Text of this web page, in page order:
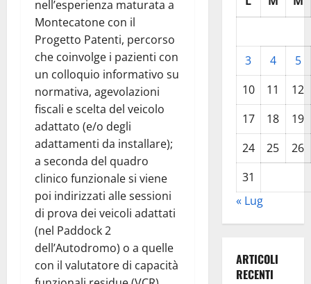
nell’esperienza maturata a
Montecatone con il
Progetto Patenti, percorso
che coinvolge i pazienti con
un colloquio informativo su
normativa, agevolazioni
fiscali e scelta del veicolo
adattato (e/o degli
adattamenti da installare);
a seconda del quadro
clinico funzionale si viene
poi indirizzati alle sessioni
di prova dei veicoli adattati
(nel Paddock 2
dell’Autodromo) o a quelle
con il valutatore di capacità
3 4
5
10
11
12
17
18
19
24
25
26
31
« Lug
ARTICOLI
RECENTI